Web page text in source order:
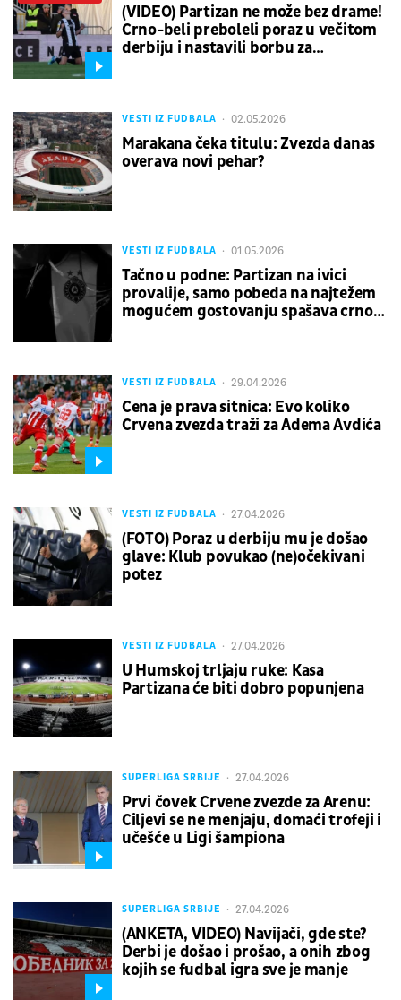
(VIDEO) Partizan ne može bez drame!
Crno-beli preboleli poraz u večitom
derbiju i nastavili borbu za
VESTI IZ FUDBALA 02.05.2026
Marakana čeka titulu: Zvezda danas
overava novi pehar?
VESTI IZ FUDBALA 01.05.2026
Tačno u podne: Partizan na ivici
provalije, samo pobeda na najtežem
mogućem gostovanju spašava crno-
VESTI IZ FUDBALA 29.04.2026
Cena je prava sitnica: Evo koliko
Crvena zvezda traži za Adema Avdića
VESTI IZ FUDBALA 27.04.2026
(FOTO) Poraz u derbiju mu je došao
glave: Klub povukao (ne)očekivani
potez
VESTI IZ FUDBALA 27.04.2026
U Humskoj trljaju ruke: Kasa
Partizana će biti dobro popunjena
SUPERLIGA SRBIJE 27.04.2026
Prvi čovek Crvene zvezde za Arenu:
Ciljevi se ne menjaju, domaći trofeji i
učešće u Ligi šampiona
SUPERLIGA SRBIJE 27.04.2026
(ANKETA, VIDEO) Navijači, gde ste?
Derbi je došao i prošao, a onih zbog
kojih se fudbal igra sve je manje